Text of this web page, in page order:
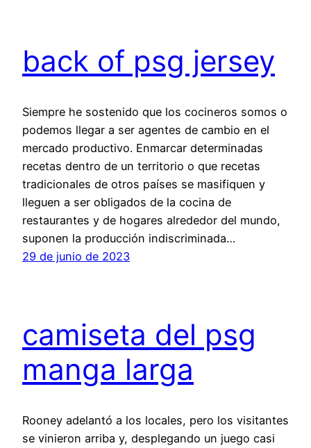
back of psg jersey
Siempre he sostenido que los cocineros somos o
podemos llegar a ser agentes de cambio en el
mercado productivo. Enmarcar determinadas
recetas dentro de un territorio o que recetas
tradicionales de otros países se masifiquen y
lleguen a ser obligados de la cocina de
restaurantes y de hogares alrededor del mundo,
suponen la producción indiscriminada…
29 de junio de 2023
camiseta del psg
manga larga
Rooney adelantó a los locales, pero los visitantes
se vinieron arriba y, desplegando un juego casi